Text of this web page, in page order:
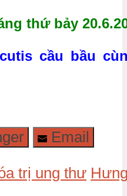
thứ bảy
cầu bầu
Email
trị ung thư